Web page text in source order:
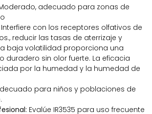
adecuado para zonas de
Interfiere con los receptores olfativos de
reducir las tasas de aterrizaje y
baja volatilidad proporciona una
duradero sin olor fuerte. La eficacia
por la humedad y la humedad de
para niños y poblaciones de
Evalúe IR3535 para uso frecuente